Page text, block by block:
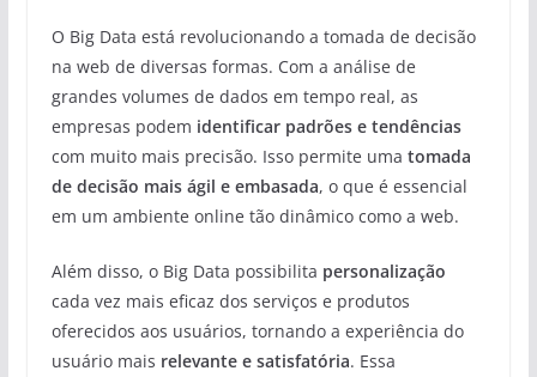
O Big Data está revolucionando a tomada de decisão
na web de diversas formas. Com a análise de
grandes volumes de dados em tempo real, as
empresas podem identificar padrões e tendências
com muito mais precisão. Isso permite uma tomada
de decisão mais ágil e embasada, o que é essencial
em um ambiente online tão dinâmico como a web.
Além disso, o Big Data possibilita personalização
cada vez mais eficaz dos serviços e produtos
oferecidos aos usuários, tornando a experiência do
usuário mais relevante e satisfatória. Essa